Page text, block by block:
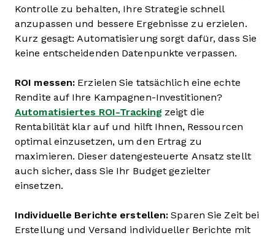
Kontrolle zu behalten, Ihre Strategie schnell
anzupassen und bessere Ergebnisse zu erzielen.
Kurz gesagt: Automatisierung sorgt dafür, dass Sie
keine entscheidenden Datenpunkte verpassen.
ROI messen: Erzielen Sie tatsächlich eine echte
Rendite auf Ihre Kampagnen-Investitionen?
Automatisiertes ROI-Tracking zeigt die
Rentabilität klar auf und hilft Ihnen, Ressourcen
optimal einzusetzen, um den Ertrag zu
maximieren. Dieser datengesteuerte Ansatz stellt
auch sicher, dass Sie Ihr Budget gezielter
einsetzen.
Individuelle Berichte erstellen: Sparen Sie Zeit bei
Erstellung und Versand individueller Berichte mit